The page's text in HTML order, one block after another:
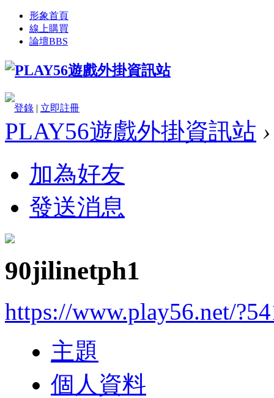
形象首頁
線上購買
論壇BBS
登錄 | 立即註冊
PLAY56遊戲外掛資訊站 ›
加為好友
發送消息
90jilinetph1
https://www.play56.net/
主題
個人資料